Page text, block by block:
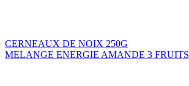
CERNEAUX DE NOIX 250G
MELANGE ENERGIE AMANDE 3 FRUITS